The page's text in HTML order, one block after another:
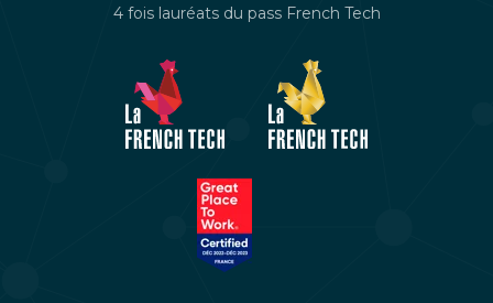
4 fois lauréats du pass French Tech